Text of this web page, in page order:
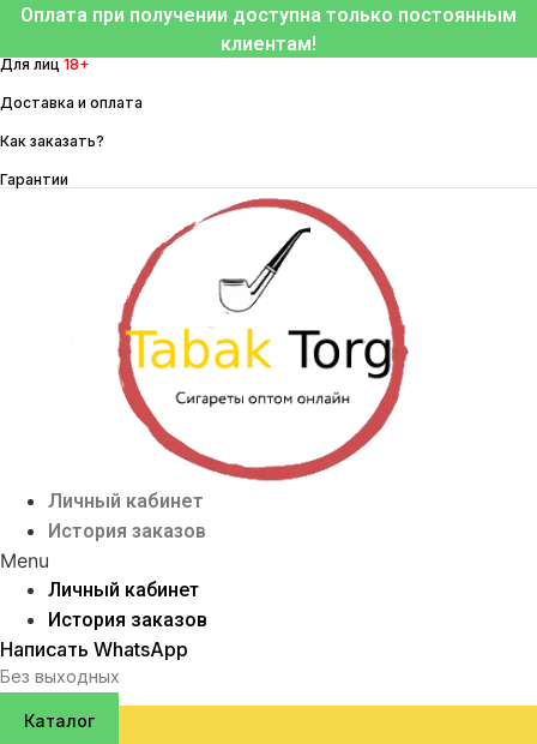
Перейти
содержимому
Оплата при получении доступна только постоянным
клиентам!
Для лиц 18+
Доставка и оплата
Как заказать?
Гарантии
Личный кабинет
История заказов
Menu
Личный кабинет
История заказов
Написать WhatsApp
Без выходных
Каталог